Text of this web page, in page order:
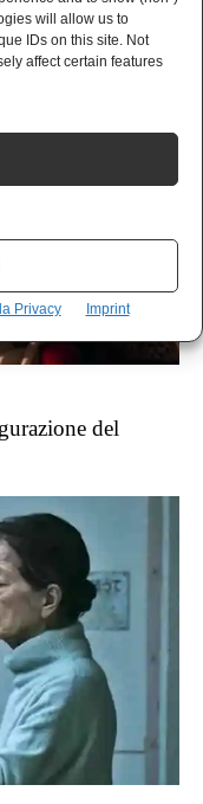
will allow us to
IDs on this site. Not
affect certain features
Privacy Imprint
dire di questo
del